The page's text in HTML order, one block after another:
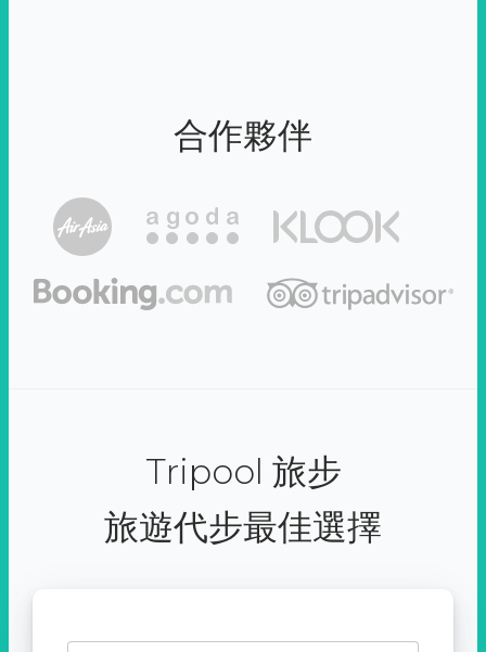
合作夥伴
Tripool 旅步
旅遊代步最佳選擇